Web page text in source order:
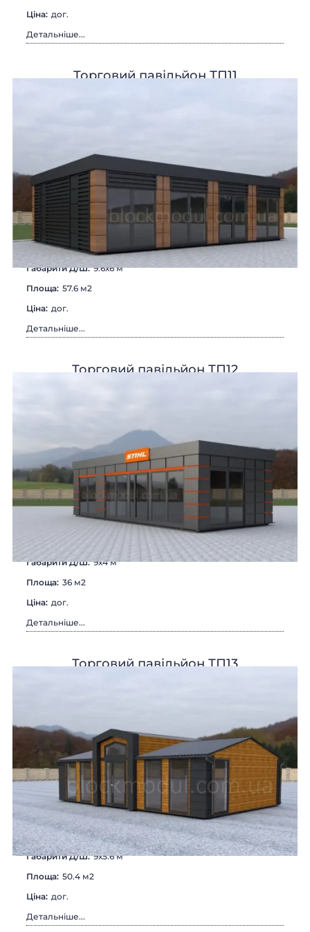
Цiна: дог.
Детальніше...
Торговий павільйон ТП11
Габарити Д/Ш: 9.6х6 м
Площа: 57.6 м2
Цiна: дог.
Детальніше...
Торговий павільйон ТП12
Габарити Д/Ш: 9х4 м
Площа: 36 м2
Цiна: дог.
Детальніше...
Торговий павільйон ТП13
Габарити Д/Ш: 9х5.6 м
Площа: 50.4 м2
Цiна: дог.
Детальніше...